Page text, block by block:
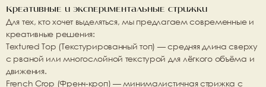
Креативные и экспериментальные стрижки
Для тех, кто хочет выделяться, мы предлагаем современные и
креативные решения:
Textured Top (Текстурированный топ) — средняя длина сверху
с рваной или многослойной текстурой для лёгкого объёма и
движения.
French Crop (Френч-кроп) — минималистичная стрижка с